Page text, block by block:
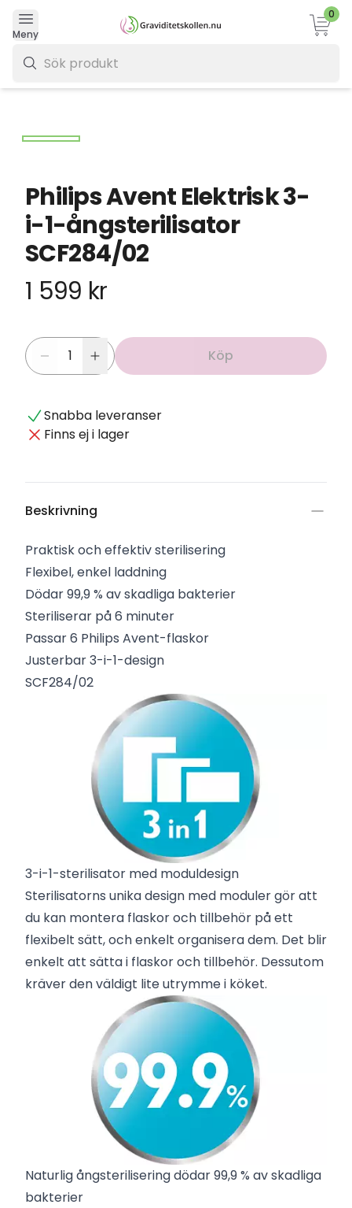
Meny
0
Philips Avent Elektrisk 3-
i-1-ångsterilisator
SCF284/02
1 599 kr
Köp
Snabba leveranser
Finns ej i lager
Beskrivning
Praktisk och effektiv sterilisering
Flexibel, enkel laddning
Dödar 99,9 % av skadliga bakterier
Steriliserar på 6 minuter
Passar 6 Philips Avent-flaskor
Justerbar 3-i-1-design
SCF284/02
3-i-1-sterilisator med moduldesign
Sterilisatorns unika design med moduler gör att
du kan montera flaskor och tillbehör på ett
flexibelt sätt, och enkelt organisera dem. Det blir
enkelt att sätta i flaskor och tillbehör. Dessutom
kräver den väldigt lite utrymme i köket.
Naturlig ångsterilisering dödar 99,9 % av skadliga
bakterier